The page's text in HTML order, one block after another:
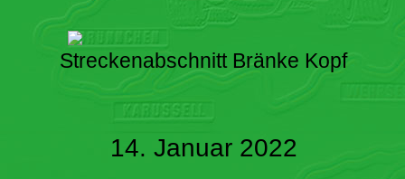
Streckenabschnitt Bränke Kopf
14. Januar 2022